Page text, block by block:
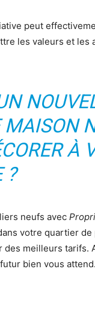
peut
les valeurs et les
À
?
neufs avec
votre quartier
des meilleurs tarifs.
bien vous attend.